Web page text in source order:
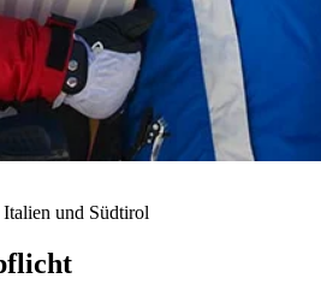
Italien und Südtirol